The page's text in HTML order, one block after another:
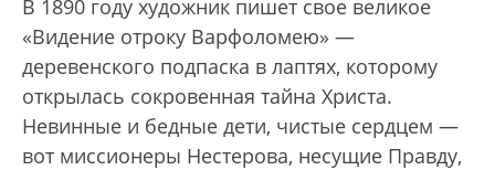
В 1890 году художник пишет свое великое
«Видение отроку Варфоломею» —
деревенского подпаска в лаптях, которому
открылась сокровенная тайна Христа.
Невинные и бедные дети, чистые сердцем —
вот миссионеры Нестерова, несущие Правду,